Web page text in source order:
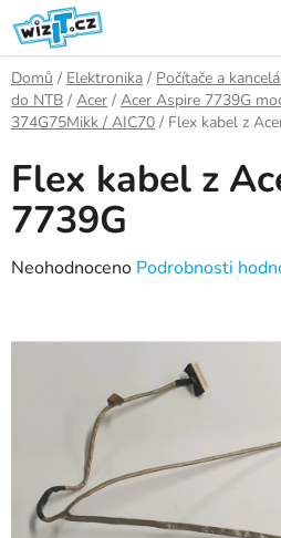
Přejít
na
obsah
Domů / Elektronika / Počítače a
do NTB / Acer / Acer Aspire 7739G
374G75Mikk / AIC70 / Flex kabel z
Flex kabel z
7739G
Průměrné
hvězdiček.
Neohodnoceno Podrobnosti